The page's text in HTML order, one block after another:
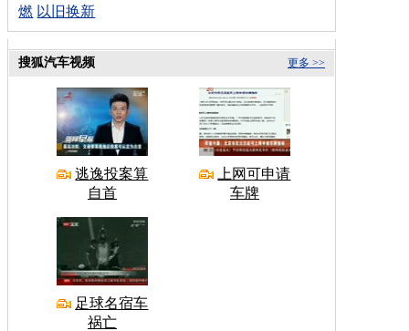
燃 以旧换新
更多 >>
搜狐汽车视频
逃逸投案算
自首
上网可申请
车牌
足球名宿车
祸亡